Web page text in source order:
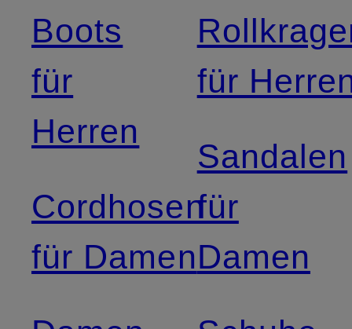
Boots
für
Herren
Cordhosen
für Damen
für
Sandalen
für
Damen